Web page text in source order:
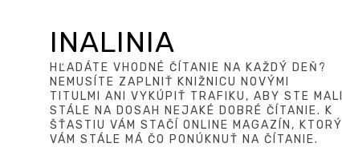
INALINIA
HĽADÁTE VHODNÉ ČÍTANIE NA KAŽDÝ DEŇ?
NEMUSÍTE ZAPLNIŤ KNIŽNICU NOVÝMI
TITULMI ANI VYKÚPIŤ TRAFIKU, ABY STE MALI
STÁLE NA DOSAH NEJAKÉ DOBRÉ ČÍTANIE. K
ŠŤASTIU VÁM STAČÍ ONLINE MAGAZÍN, KTORÝ
VÁM STÁLE MÁ ČO PONÚKNUŤ NA ČÍTANIE.